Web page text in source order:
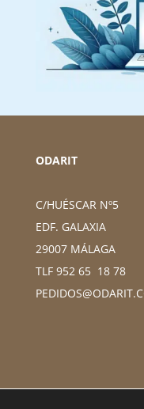
ODARIT
C/HUÉSCAR Nº5
EDF. GALAXIA
29007 MÁLAGA
TLF 952 65 18 78